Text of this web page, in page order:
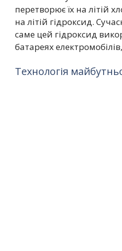
перетворює їх на літій
на літій гідроксид.
саме цей гідроксид
батареях
Технологія